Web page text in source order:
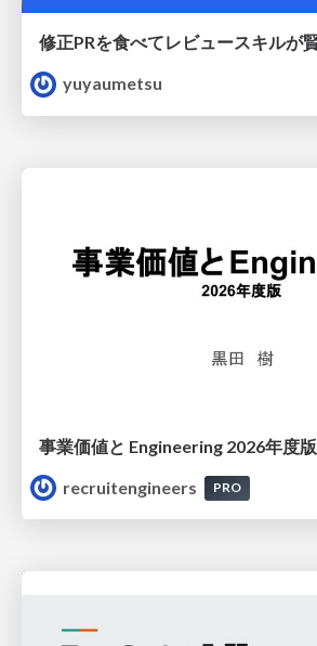
yuyaumetsu
事業価値と Engineering 2026年度版
recruitengineers
PRO